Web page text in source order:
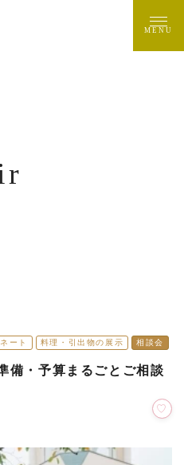
MENU
ート 料理・引出物の展示 相談会
備・予算まるごとご相談